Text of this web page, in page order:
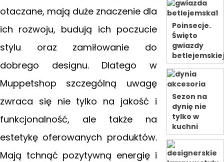
otaczane, mają duże znaczenie dla
ich rozwoju, budują ich poczucie
stylu oraz zamiłowanie do
dobrego designu. Dlatego w
Muppetshop szczególną uwagę
zwraca się nie tylko na jakość i
funkcjonalność, ale także na
estetykę oferowanych produktów.
Mają tchnąć pozytywną energię i
Poinsecje.
Święto
gwiazdy
Sezon na
dynię nie
tylko w
kuchni